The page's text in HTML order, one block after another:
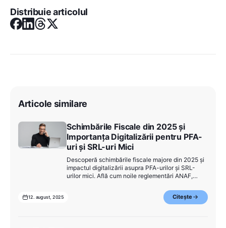
Distribuie articolul
Articole similare
Schimbările Fiscale din 2025 și
Importanța Digitalizării pentru PFA-
uri și SRL-uri Mici
Descoperă schimbările fiscale majore din 2025 și
impactul digitalizării asupra PFA-urilor și SRL-
urilor mici. Află cum noile reglementări ANAF,
optimiza contabilitatea și cash flow-ul afacerii
12. august, 2025 Citește